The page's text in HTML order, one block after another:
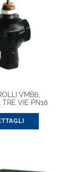
VMB6,
TRE VIE PN16